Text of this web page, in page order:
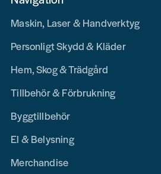
Maskin, Laser & Handverktyg
Personligt Skydd & Kläder
Hem, Skog & Trädgård
Tillbehör & Förbrukning
Byggtillbehör
El & Belysning
Merchandise